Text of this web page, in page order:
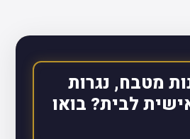
מטבח, נגרות
לבית? בואו